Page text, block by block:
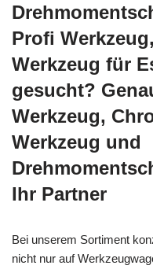
Profi
Werkzeug für
gesucht?
Werkzeug,
Werkzeug und
Ihr Partner
Bei unserem Sortiment
nicht nur auf